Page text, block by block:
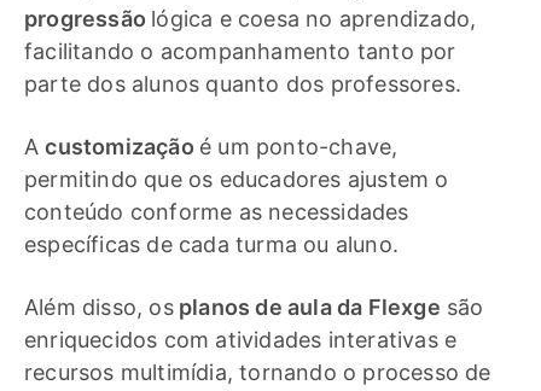
progressão lógica e coesa no aprendizado,
facilitando o acompanhamento tanto por
parte dos alunos quanto dos professores.
Acustomização é um ponto-chave,
permitindo que os educadores ajustem o
conteúdo conforme as necessidades
específicas de cada turma ou aluno.
Além disso, osplanos de aula da Flexge são
enriquecidos com atividades interativas e
recursos multimídia, tornando o processo de